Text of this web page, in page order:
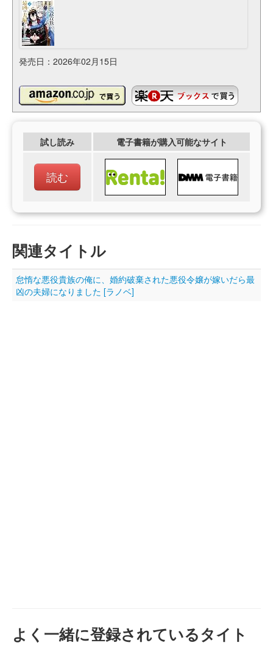
発売日：2026年02月15日
試し読み 電子書籍が購入可能なサイト
読む
関連タイトル
怠惰な悪役貴族の俺に、婚約破棄された悪役令嬢が嫁いだら最
凶の夫婦になりました [ラノベ]
よく一緒に登録されているタイト